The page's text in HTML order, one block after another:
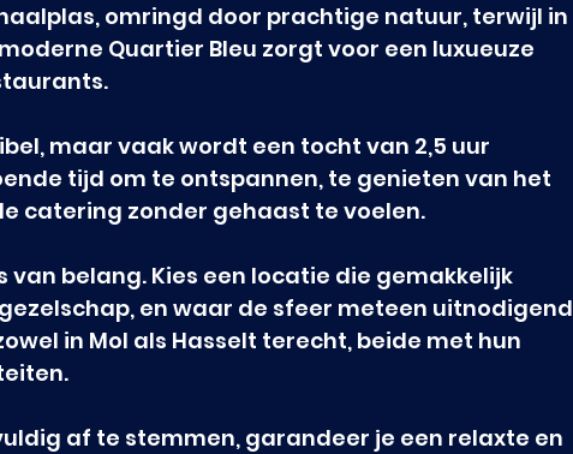
omringd door prachtige natuur, terwijl in
Quartier Bleu zorgt voor een luxueuze
maar vaak wordt een tocht van 2,5 uur
tijd om te ontspannen, te genieten van het
catering zonder gehaast te voelen.
van belang. Kies een locatie die gemakkelijk
en waar de sfeer meteen uitnodigend
in Mol als Hasselt terecht, beide met hun
af te stemmen, garandeer je een relaxte en